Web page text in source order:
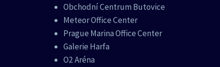
Obchodní Centrum Butovice
Meteor Office Center
Prague Marina Office Center
Galerie Harfa
O2 Aréna